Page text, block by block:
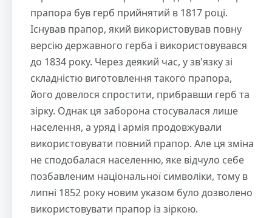
прапора був герб прийнятий в 1817 році.
Існував прапор, який використовував повну
версію державного герба і використовувався
до 1834 року. Через деякий час, у зв'язку зі
складністю виготовлення такого прапора,
його довелося спростити, прибравши герб та
зірку. Однак ця заборона стосувалася лише
населення, а уряд і армія продовжували
використовувати повний прапор. Але ця зміна
не сподобалася населенню, яке відчуло себе
позбавленим національної символіки, тому в
липні 1852 року новим указом було дозволено
використовувати прапор із зіркою.